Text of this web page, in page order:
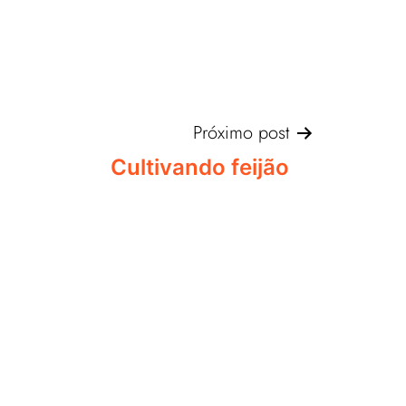
Próximo post
Cultivando feijão